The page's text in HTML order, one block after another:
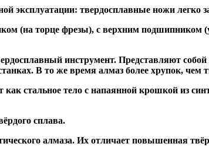
эксплуатации: твердосплавные ножи легко
(на торце фрезы), с верхним подшипником
инструмент. Представляют
В то же время алмаз более хрупок, чем
стальное тело с напаянной крошкой из
сплава.
алмаза. Их отличает повышенная